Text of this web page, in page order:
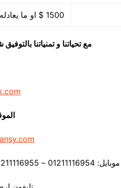
1500 $ او ما يعادله بالجنيه المصرى
مع تحياتنا و تمنياتنا
موبايل: 01211116954 – 01211116955 – 01211116956 – – 01211116958